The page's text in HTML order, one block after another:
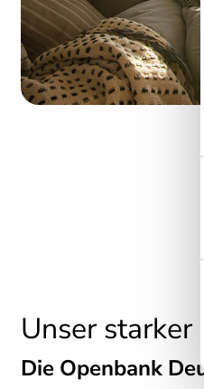
Unser starker
Die Openbank